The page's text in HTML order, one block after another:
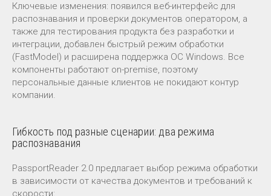
Ключевые изменения: появился веб-интерфейс для
распознавания и проверки документов оператором, а
также для тестирования продукта без разработки и
интеграции, добавлен быстрый режим обработки
(FastModel) и расширена поддержка ОС Windows. Все
компоненты работают on-premise, поэтому
персональные данные клиентов не покидают контур
компании.
Гибкость под разные сценарии: два режима
распознавания
PassportReader 2.0 предлагает выбор режима обработки
в зависимости от качества документов и требований к
скорости: